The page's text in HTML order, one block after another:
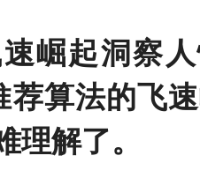
崛起洞察
荐算法的飞
解了。